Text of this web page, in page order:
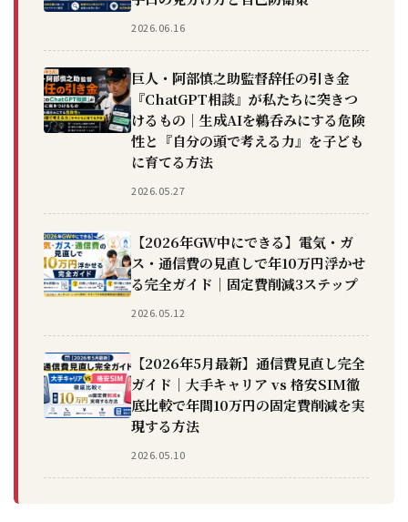
2026.06.16
巨人・阿部慎之助監督辞任の引き金
『ChatGPT相談』が私たちに突きつ
けるもの｜生成AIを鵜呑みにする危険
性と『自分の頭で考える力』を子ども
に育てる方法
2026.05.27
【2026年GW中にできる】電気・ガ
ス・通信費の見直しで年10万円浮かせ
る完全ガイド｜固定費削減3ステップ
2026.05.12
【2026年5月最新】通信費見直し完全
ガイド｜大手キャリア vs 格安SIM徹
底比較で年間10万円の固定費削減を実
現する方法
2026.05.10